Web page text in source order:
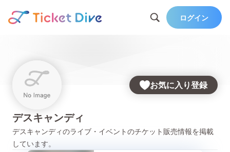
ログイン
お気に入り登録
デスキャンディ
デスキャンディのライブ・イベントのチケット販売情報を掲載
しています。